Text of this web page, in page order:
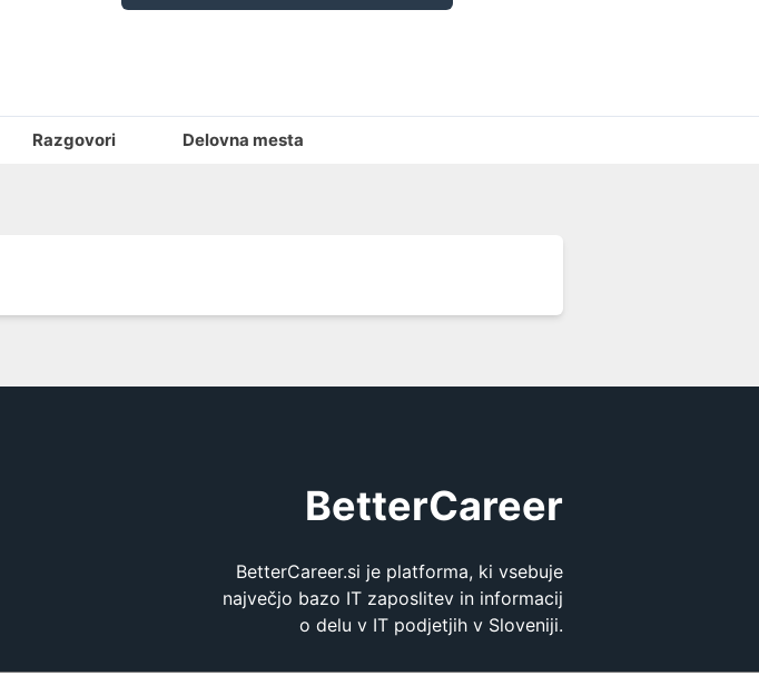
Razgovori Delovna mesta
BetterCareer
BetterCareer.si je platforma, ki vsebuje
največjo bazo IT zaposlitev in informacij
o delu v IT podjetjih v Sloveniji.